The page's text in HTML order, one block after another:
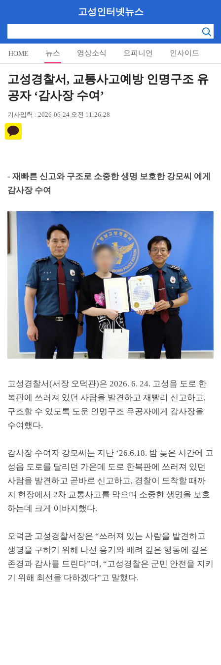
고성인터넷뉴스
HOME 뉴스 영상소식 오피니언 인사이드
알림마당
고성경찰서, 교통사고예방 인명구조 유
공자 ‘감사장 수여’
기사입력 : 2026-06-24 오전 11:26:28
- 재빠른 신고와 구조로 소중한 생명 보호한 강모씨 에게
감사장 수여
고성경찰서(서장 오덕관)은 2026. 6. 24. 고성읍 도로 한
복판에 쓰러져 있던 사람을 발견하고 재빨리 신고하고,
구조할 수 있도록 도운 인명구조 유공자에게 감사장을
수여했다.
감사장 수여자 강모씨는 지난 ‘26.6.18. 밤 늦은 시간에 고
성읍 도로를 달리던 가운데 도로 한복판에 쓰러져 있던
사람을 발견하고 곧바로 신고하고, 경찰이 도착할 때까
지 현장에서 2차 교통사고를 막으며 소중한 생명을 보호
하는데 크게 이바지했다.
오덕관 고성경찰서장은 “쓰러져 있는 사람을 발견하고
생명을 구하기 위해 나선 용기와 배려 깊은 행동에 깊은
존경과 감사를 드린다”며 , “고성경찰은 군민 안전을 지키
기 위해 최선을 다하겠다”고 말했다.